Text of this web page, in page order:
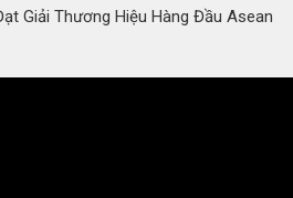
Giải Thương Hiệu Hàng Đầu Asean